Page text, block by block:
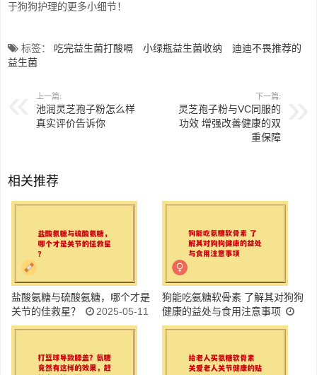
于狗狗护理的更多小细节！
标签： 吃完益生菌打酸嗝 小绿瓶益生菌收纳
迪迪不畏推荐的
益生菌
上一篇:
池润灵芝孢子粉怎么样
真实评价告诉你
下一篇:
灵芝孢子粉与VC同服的
功效 增强改善健康的双
重保障
相关推荐
盐酸氨糖与硫酸氨糖，哪个才是
关节的佳救星？
2025-05-11
狗能吃氨糖软骨素 了解其对狗狗
健康的益处与食用注意事项
2025-05-11